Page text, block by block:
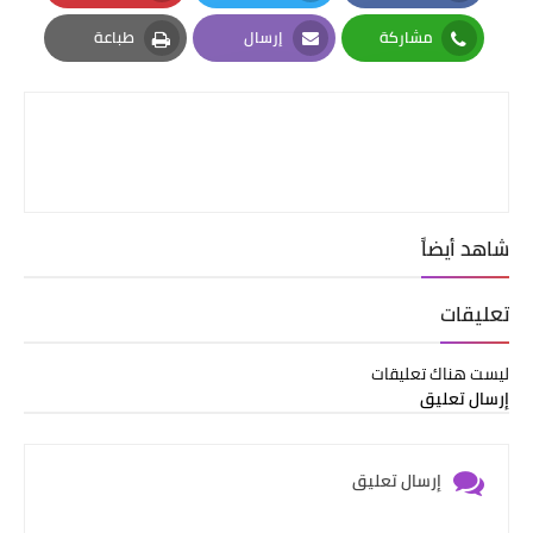
Facebook
Twitter
Pinterest
مشاركة
Whatsapp
إرسال
Email
طباعة
Print
شاهد أيضاً
تعليقات
ليست هناك تعليقات
إرسال تعليق
إرسال تعليق